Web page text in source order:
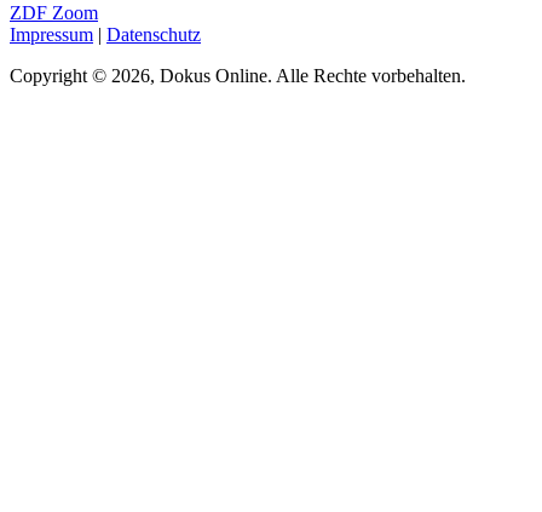
ZDF Zoom
Impressum | Datenschutz
Copyright © 2026, Dokus Online. Alle Rechte vorbehalten.